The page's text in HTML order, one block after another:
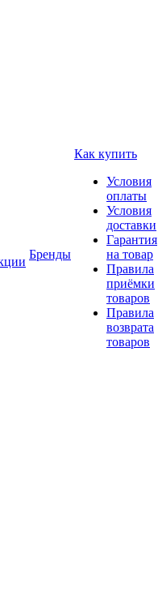
Бренды
Как купить
Условия
оплаты
Условия
доставки
Гарантия
на товар
Правила
приёмки
товаров
Правила
возврата
товаров